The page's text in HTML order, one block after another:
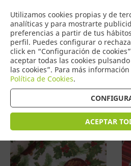
Utilizamos cookies propias y de
analíticas y para mostrarte
preferencias a partir de tus
perfil. Puedes configurar o
click en “Configuración de
aceptar todas las cookies
las cookies”. Para más
Política de Cookies.
ACEPTAR
COMERCIO
DE TORRIJOS
Productos (2)